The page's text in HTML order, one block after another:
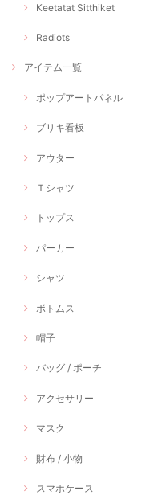
Keetatat Sitthiket
Radiots
アイテム一覧
ポップアートパネル
ブリキ看板
アウター
Ｔシャツ
トップス
パーカー
シャツ
ボトムス
帽子
バッグ / ポーチ
アクセサリー
マスク
財布 / 小物
スマホケース